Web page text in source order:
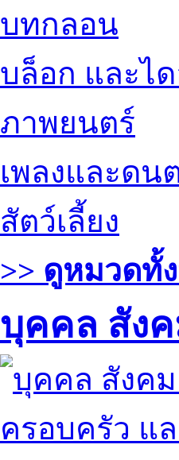
บทกลอน
บล็อก และไ
ภาพยนตร์
เพลงและดน
สัตว์เลี้ยง
>> ดูหมวดทั้
บุคคล สัง
ครอบครัว แล